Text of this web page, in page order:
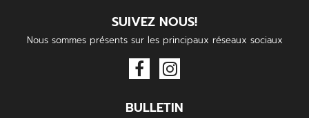
SUIVEZ NOUS!
Nous sommes présents sur les principaux réseaux sociaux
BULLETIN